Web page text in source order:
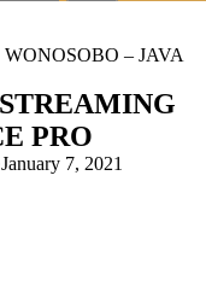
– JAVA
PRO
January 7, 2021